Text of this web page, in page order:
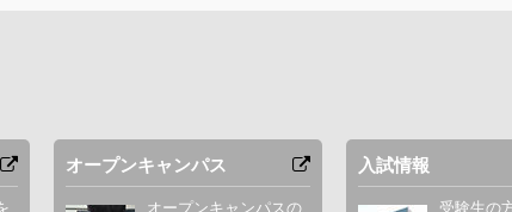
オープンキャンパス
オープンキャンパスの
入試情報
受験生の